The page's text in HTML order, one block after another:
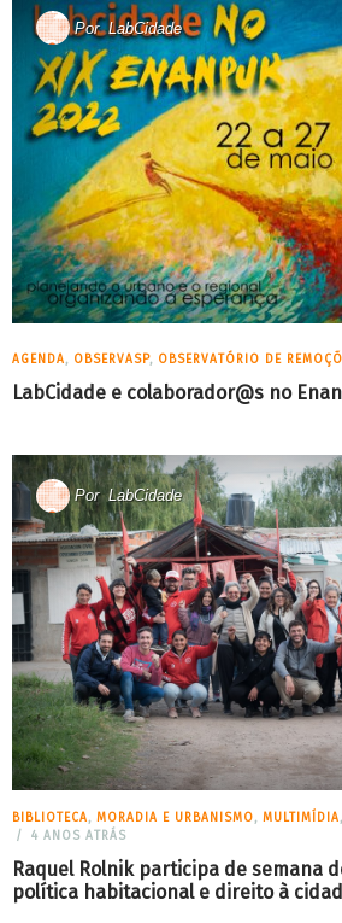
PorLabCidade
AGENDA, OBSERVASP, OBSERVATÓRIO DE
LabCidade e colaborador@s no
PorLabCidade
BIBLIOTECA, MORADIA E URBANISMO, MULTIMÍDIA,
4 ANOS ATRÁS
Raquel Rolnik participa de semana
política habitacional e direito à